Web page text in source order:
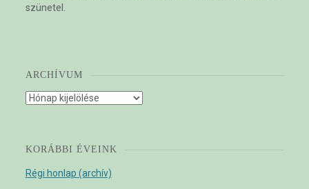
szünetel.
ARCHÍVUM
Archívum
KORÁBBI ÉVEINK
Régi honlap (archív)